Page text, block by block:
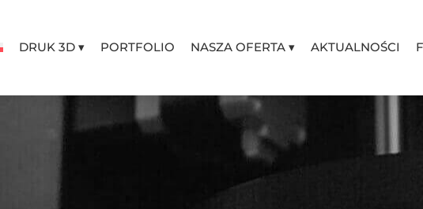
DRUK 3D ▾ PORTFOLIO NASZA OFERTA ▾ AKTUALNOŚCI